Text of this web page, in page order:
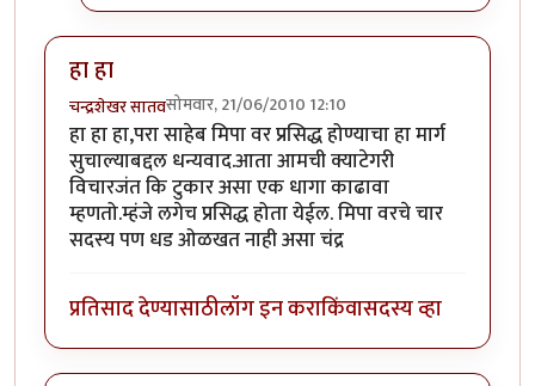
हा हा
चन्द्रशेखर सातवसोमवार, 21/06/2010 12:10
हा हा हा,परा साहेब मिपा वर प्रसिद्ध होण्याचा हा मार्ग
सुचाल्याबद्दल धन्यवाद.आता आमची क्याटेगरी
विचारजंत कि टुकार असा एक धागा काढावा
म्हणतो.म्हंजे लगेच प्रसिद्ध होता येईल. मिपा वरचे चार
सदस्य पण धड ओळखत नाही असा चंद्र
प्रतिसाद देण्यासाठीलॉग इन कराकिंवासदस्य व्हा